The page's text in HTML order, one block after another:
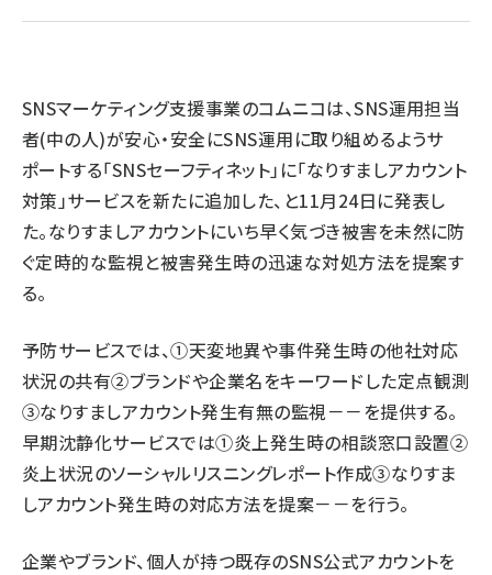
SNSマーケティング支援事業のコムニコは、SNS運用担当
者(中の人)が安心・安全にSNS運用に取り組めるようサ
ポートする「SNSセーフティネット」に「なりすましアカウント
対策」サービスを新たに追加した、と11月24日に発表し
た。なりすましアカウントにいち早く気づき被害を未然に防
ぐ定時的な監視と被害発生時の迅速な対処方法を提案す
る。
予防サービスでは、①天変地異や事件発生時の他社対応
状況の共有②ブランドや企業名をキーワードした定点観測
③なりすましアカウント発生有無の監視－－を提供する。
早期沈静化サービスでは①炎上発生時の相談窓口設置②
炎上状況のソーシャルリスニングレポート作成③なりすま
しアカウント発生時の対応方法を提案－－を行う。
企業やブランド、個人が持つ既存のSNS公式アカウントを